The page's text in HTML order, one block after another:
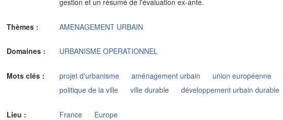
gestion et un résumé de l'évaluation ex-ante.
Thèmes : AMENAGEMENT URBAIN
Domaines : URBANISME OPERATIONNEL
Mots clés : projet d'urbanisme aménagement urbain union européenne
politique de la ville
ville durable développement urbain durable
Lieu : France Europe